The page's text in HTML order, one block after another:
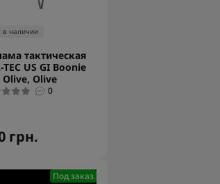
в наличии
тактическая
TEC US GI Boonie
Olive, Olive
0
грн.
Под заказ